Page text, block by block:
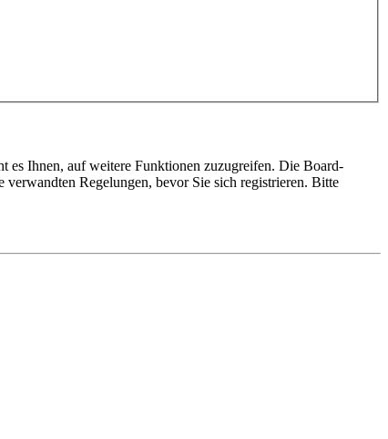
es Ihnen, auf weitere Funktionen zuzugreifen. Die Board-
Regelungen, bevor Sie sich registrieren. Bitte